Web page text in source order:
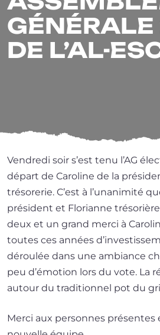
DE L’AL-
Vendredi soir s’est tenu l’AG
départ de Caroline de la
tré­so­re­rie. C’est à l’u­na­ni­mi­té
pré­sident et Florianne
deux et un grand mer­ci à
toutes ces années
dérou­lée dans une ambiance
peu d’é­mo­tion lors du vote. La
autour du tra­di­tion­nel pot du
Merci aux per­sonnes pré­sentes